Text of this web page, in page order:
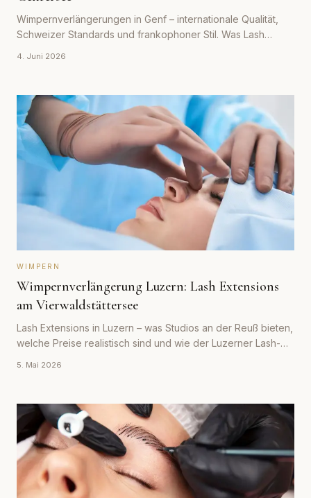
Wimpernverlängerungen in Genf – internationale Qualität,
Schweizer Standards und frankophoner Stil. Was Lash
4. Juni 2026
WIMPERN
Wimpernverlängerung Luzern: Lash Extensions
am Vierwaldstättersee
Lash Extensions in Luzern – was Studios an der Reuß bieten,
welche Preise realistisch sind und wie der Luzerner Lash-
5. Mai 2026